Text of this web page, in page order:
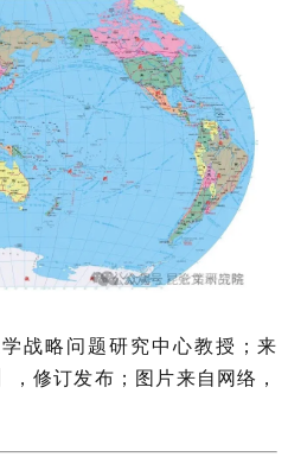
战略问题研究中心教授 ；来
，修订发布；图片来自网络，